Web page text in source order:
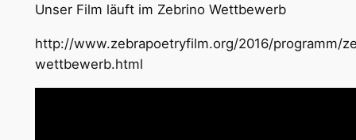
Unser Film läuft im Zebrino Wettbewerb
http://www.zebrapoetryfilm.org/2016/programm/
wettbewerb.html